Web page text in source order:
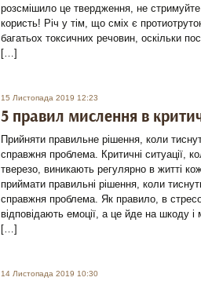
розсмішило це твердження, не стримуйте
користь! Річ у тім, що сміх є
багатьох токсичних речовин, оскільки
[…]
15 Листопада 2019 12:23
5 правил мислення в
Прийняти правильне рішення, коли
справжня проблема. Критичні ситуації,
тверезо, виникають регулярно в житті
приймати правильні рішення, коли
справжня проблема. Як правило, в
відповідають емоції, а це йде на шкоду і
[…]
14 Листопада 2019 10:30